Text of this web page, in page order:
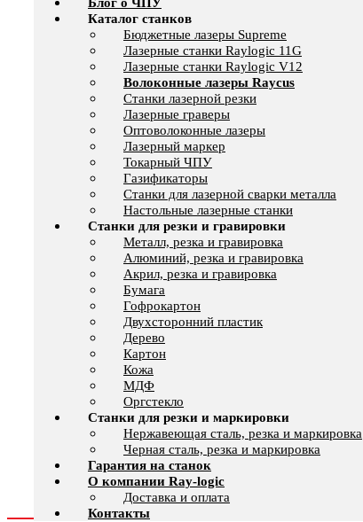
Блог о ЧПУ
Каталог станков
Бюджетные лазеры Supreme
Лазерные станки Raylogic 11G
Лазерные станки Raylogic V12
Волоконные лазеры Raycus
Станки лазерной резки
Лазерные граверы
Оптоволоконные лазеры
Лазерный маркер
Токарный ЧПУ
Газификаторы
Cтанки для лазерной сварки металла
Настольные лазерные станки
Станки для резки и гравировки
Металл, резка и гравировка
Алюминий, резка и гравировка
Акрил, резка и гравировка
Бумага
Гофрокартон
Двухсторонний пластик
Дерево
Картон
Кожа
МДФ
Оргстекло
Станки для резки и маркировки
Нержавеющая сталь, резка и маркировка
Черная сталь, резка и маркировка
Гарантия на станок
О компании Ray-logic
Доставка и оплата
Контакты